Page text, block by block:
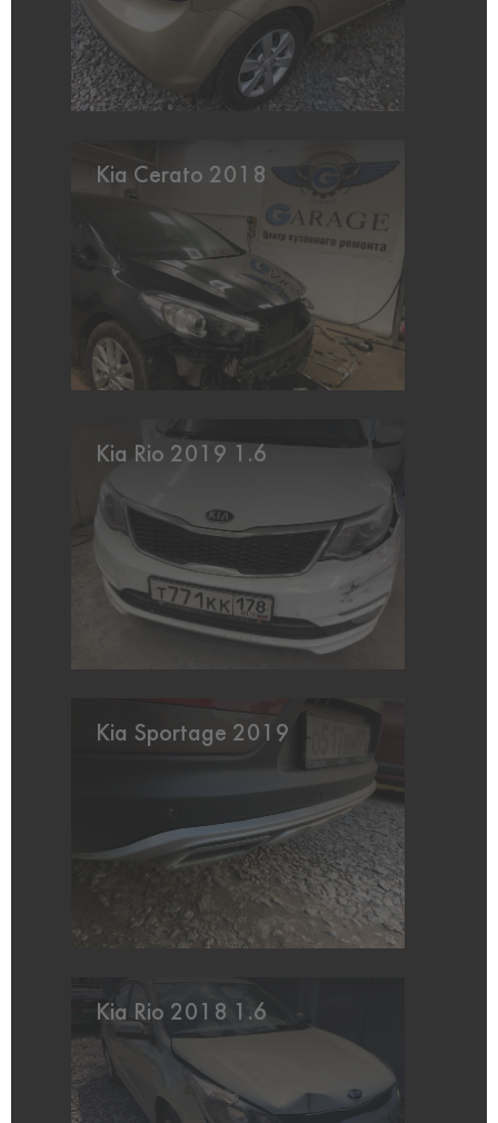
Kia Cerato 2018
Kia Rio 2019 1.6
Kia Sportage 2019
Kia Rio 2018 1.6